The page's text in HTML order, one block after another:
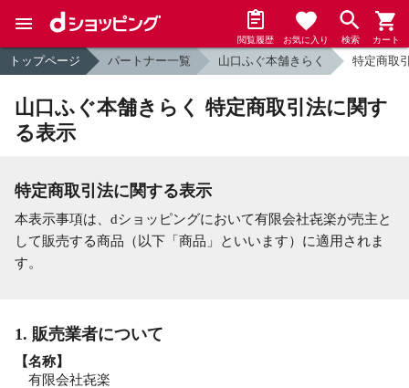
閲覧履歴 お気に入り 検索 カート
トップページ パートナー一覧 山口ふぐ本舗きらく 特定商取
山口ふぐ本舗きらく 特定商取引法に関す
る表示
特定商取引法に関する表示
本表示事項は、dショッピングにおいて有限会社㐂楽が売主と
して販売する商品（以下「商品」といいます）に適用されま
す。
1. 販売業者について
【名称】
有限会社㐂楽